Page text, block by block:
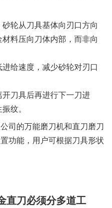
轮从刀具基体向刃口方向
料压向刀体内部，而非向
给速度，减少砂轮对刃口
刀具后再进行下一刀进
纹。
司的万能磨刀机和直刀磨刀
功能，用户可根据刀具形状
直刀必须分多道工